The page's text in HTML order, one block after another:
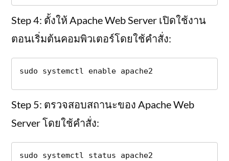
Step 4: ตั้งให้ Apache Web Server เปิดใช้งาน
ตอนเริ่มต้นคอมพิวเตอร์โดยใช้คำสั่ง:
sudo systemctl enable apache2
Step 5: ตรวจสอบสถานะของ Apache Web
Server โดยใช้คำสั่ง:
sudo systemctl status apache2